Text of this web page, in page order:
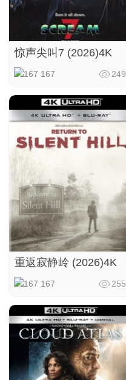
惊声尖叫7 (2026)4K
167 249
重返寂静岭 (2026)4K
167 255